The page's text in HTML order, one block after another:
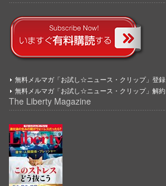
無料メルマガ「お試し☆ニュース・クリップ」登録
無料メルマガ「お試し☆ニュース・クリップ」解約
The Liberty Magazine